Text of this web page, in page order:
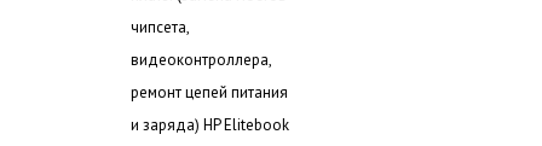
чипсета,
видеоконтроллера,
ремонт цепей питания
и заряда) HP Elitebook